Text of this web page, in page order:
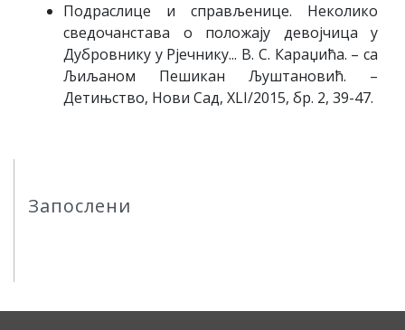
Запослени
Подраслице и справљенице. Неколико
сведочанстава о положају девојчица у
Дубровнику у Рјечнику... В. С. Караџића. – са
Љиљаном Пешикан Љуштановић. –
Детињство, Нови Сад, XLI/2015, бр. 2, 39-47.